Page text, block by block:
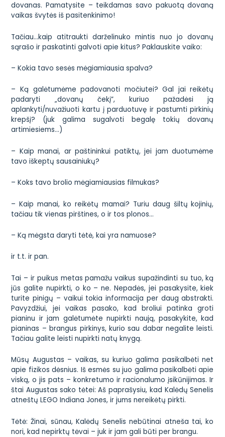
dovanas. Pamatysite – teikdamas savo pakuotą dovaną
vaikas švytės iš pasitenkinimo!
Tačiau…kaip atitraukti darželinuko mintis nuo jo dovanų
sąrašo ir paskatinti galvoti apie kitus? Paklauskite vaiko:
– Kokia tavo sesės mėgiamiausia spalva?
– Ką galėtumėme padovanoti močiutei? Gal jai reikėtų
padaryti „dovanų čekį”, kuriuo pažadėsi ją
aplankyti/nuvažiuoti kartu į parduotuvę ir pastumti pirkinių
krepšį? (juk galima sugalvoti begalę tokių dovanų
artimiesiems…)
– Kaip manai, ar paštininkui patiktų, jei jam duotumėme
tavo iškeptų sausainiukų?
– Koks tavo brolio mėgiamiausias filmukas?
– Kaip manai, ko reikėtų mamai? Turiu daug šiltų kojinių,
tačiau tik vienas pirštines, o ir tos plonos…
– Ką mėgsta daryti tėtė, kai yra namuose?
ir t.t. ir pan.
Tai – ir puikus metas pamažu vaikus supažindinti su tuo, ką
jūs galite nupirkti, o ko – ne. Nepadės, jei pasakysite, kiek
turite pinigų – vaikui tokia informacija per daug abstrakti.
Pavyzdžiui, jei vaikas pasako, kad broliui patinka groti
pianinu ir jam galėtumėte nupirkti naują, pasakykite, kad
pianinas – brangus pirkinys, kurio sau dabar negalite leisti.
Tačiau galite leisti nupirkti natų knygą.
Mūsų Augustas – vaikas, su kuriuo galima pasikalbėti net
apie fizikos dėsnius. Iš esmės su juo galima pasikalbėti apie
viską, o jis pats – konkretumo ir racionalumo įsikūnijimas. Ir
štai Augustas sako tėtei:Aš paprašysiu, kad Kalėdų Senelis
atneštų LEGO Indiana Jones, ir jums nereikėtų pirkti.
Tėtė:Žinai, sūnau, Kalėdų Senelis nebūtinai atneša tai, ko
nori, kad nepirktų tėvai – juk ir jam gali būti per brangu.